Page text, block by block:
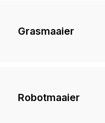
Grasmaaier
Robotmaaier